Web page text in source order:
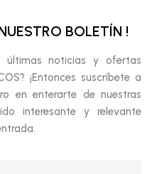
BOLETÍN !
últimas noticias y ofertas
¡Entonces suscríbete a
en enterarte de nuestras
interesante y relevante